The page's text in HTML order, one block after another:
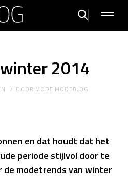
2014
DOOR MODE MODEBLOG
en dat houdt dat het
periode stijlvol door te
de modetrends van winter